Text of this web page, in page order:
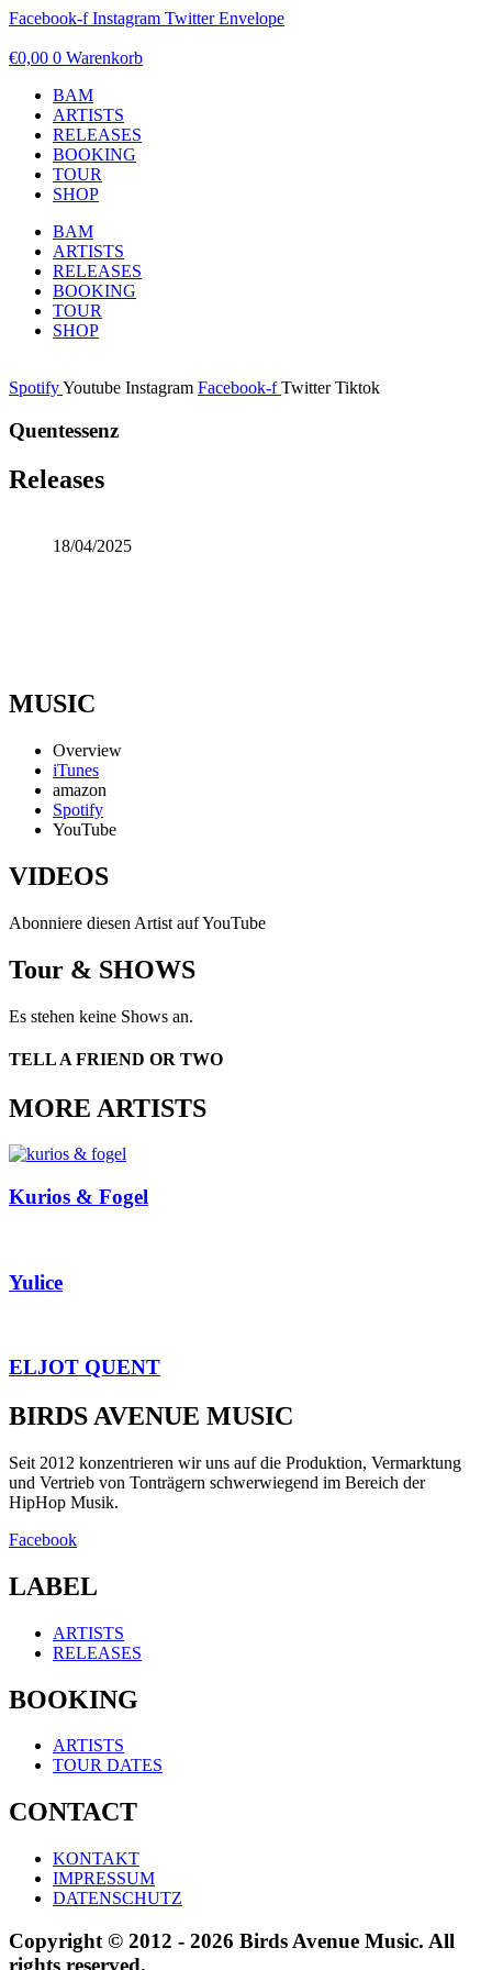
Zum
springen
Facebook-f Instagram Twitter Envelope
€0,00 0 Warenkorb
BAM
ARTISTS
RELEASES
BOOKING
TOUR
SHOP
BAM
ARTISTS
RELEASES
BOOKING
TOUR
SHOP
SpotifyYoutube Instagram Facebook-f Twitter Tiktok
Quentessenz
Releases
18/04/2025
MUSIC
Overview
iTunes
amazon
Spotify
YouTube
VIDEOS
Abonniere diesen Artist auf YouTube
Tour & SHOWS
Es stehen keine Shows an.
TELL A FRIEND OR TWO
MORE ARTISTS
Kurios & Fogel
Yulice
ELJOT QUENT
BIRDS AVENUE MUSIC
Seit 2012 konzentrieren wir uns auf die Produktion, Vermarktung
und Vertrieb von Tonträgern schwerwiegend im Bereich der
HipHop Musik.
Facebook
LABEL
ARTISTS
RELEASES
BOOKING
ARTISTS
TOUR DATES
CONTACT
KONTAKT
IMPRESSUM
DATENSCHUTZ
Copyright © 2012 - 2026 Birds Avenue Music. All
rights reserved.